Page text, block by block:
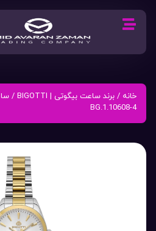
خانه / برند ساعت بیگوتی | BIGOTTI
/
BG.1.10608-4